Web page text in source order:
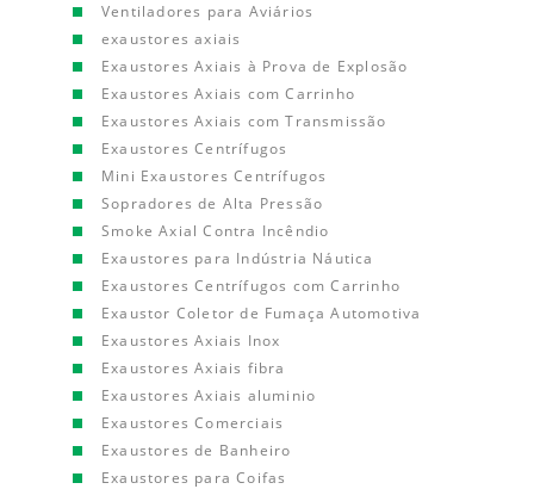
Ventiladores para Aviários
exaustores axiais
Exaustores Axiais à Prova de Explosão
Exaustores Axiais com Carrinho
Exaustores Axiais com Transmissão
Exaustores Centrífugos
Mini Exaustores Centrífugos
Sopradores de Alta Pressão
Smoke Axial Contra Incêndio
Exaustores para Indústria Náutica
Exaustores Centrífugos com Carrinho
Exaustor Coletor de Fumaça Automotiva
Exaustores Axiais Inox
Exaustores Axiais fibra
Exaustores Axiais aluminio
Exaustores Comerciais
Exaustores de Banheiro
Exaustores para Coifas